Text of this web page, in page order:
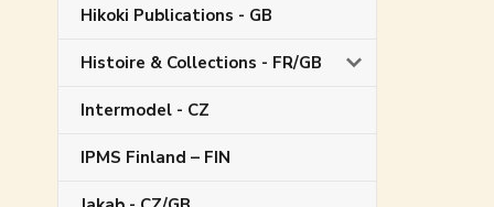
Hikoki Publications - GB
Histoire & Collections - FR/GB
Intermodel - CZ
IPMS Finland – FIN